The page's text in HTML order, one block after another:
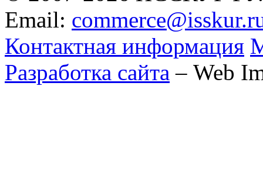
Email:
Контактная информация
Разработка сайта – Web